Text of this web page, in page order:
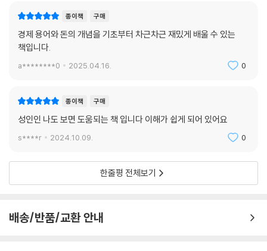
종이책 구매
경제 용어와 돈의 개념을 기초부터 차근차근 재밌게 배울 수 있는
책입니다.
a********0 2025.04.16. 0
종이책 구매
성인인 나도 보면 도움되는 책 입니다 이해가 쉽게 되어 있어요
s****r 2024.10.09. 0
한줄평 전체보기
배송/반품/교환 안내